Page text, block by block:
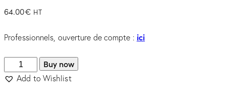
64.00€ HT
Professionnels, ouverture de compte : ici
Buy now
Add to Wishlist